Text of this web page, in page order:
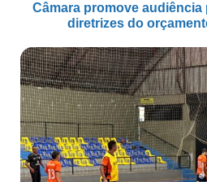
Câmara promove
diretrizes do